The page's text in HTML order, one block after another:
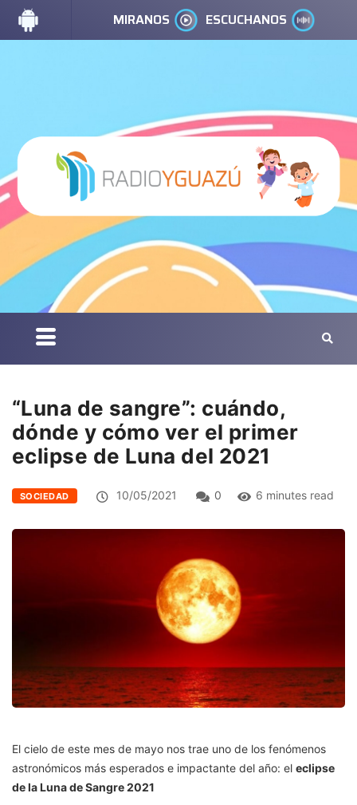
MIRANOS ESCUCHANOS
“Luna de sangre”: cuándo,
dónde y cómo ver el primer
eclipse de Luna del 2021
SOCIEDAD 10/05/2021 0 6 minutes read
El cielo de este mes de mayo nos trae uno de los fenómenos
astronómicos más esperados e impactante del año: el eclipse
de la Luna de Sangre 2021